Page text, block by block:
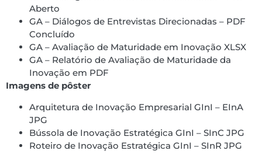
Aberto
GA – Diálogos de Entrevistas Direcionadas – PDF
Concluído
GA – Avaliação de Maturidade em Inovação XLSX
GA – Relatório de Avaliação de Maturidade da
Inovação em PDF
Imagens de pôster
Arquitetura de Inovação Empresarial GInI – EInA
JPG
Bússola de Inovação Estratégica GInI – SInC JPG
Roteiro de Inovação Estratégica GInI – SInR JPG